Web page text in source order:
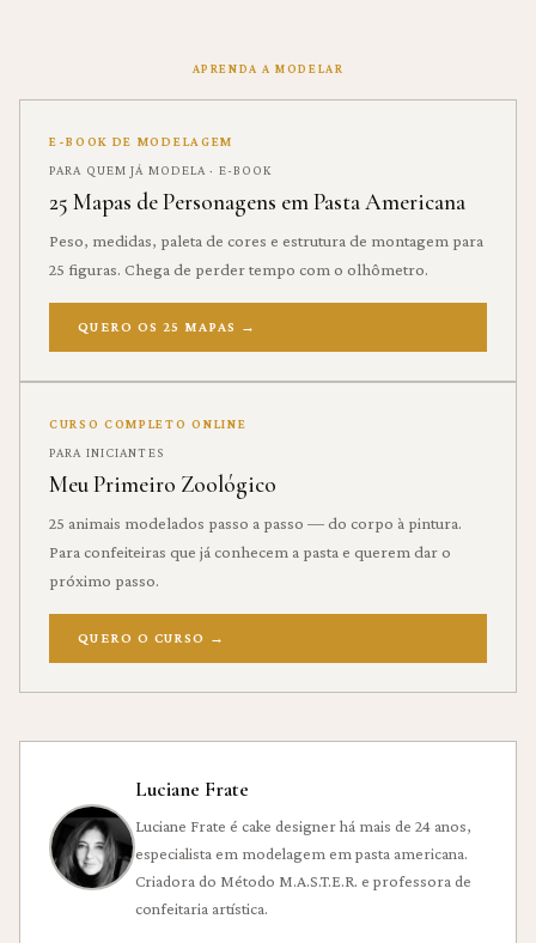
APRENDA A MODELAR
E-BOOK DE MODELAGEM
PARA QUEM JÁ MODELA · E-BOOK
25 Mapas de Personagens em Pasta Americana
Peso, medidas, paleta de cores e estrutura de montagem para
25 figuras. Chega de perder tempo com o olhômetro.
QUERO OS 25 MAPAS →
CURSO COMPLETO ONLINE
PARA INICIANTES
Meu Primeiro Zoológico
25 animais modelados passo a passo — do corpo à pintura.
Para confeiteiras que já conhecem a pasta e querem dar o
próximo passo.
QUERO O CURSO →
Luciane Frate
Luciane Frate é cake designer há mais de 24 anos,
especialista em modelagem em pasta americana.
Criadora do Método M.A.S.T.E.R. e professora de
confeitaria artística.